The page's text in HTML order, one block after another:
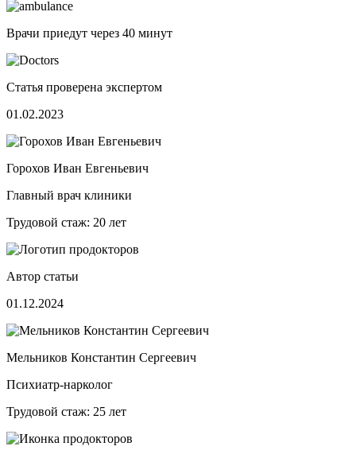
Врачи приедут через 40 минут
Статья проверена экспертом
01.02.2023
Горохов Иван Евгеньевич
Главный врач клиники
Трудовой стаж: 20 лет
Автор статьи
01.12.2024
Мельников Константин Сергеевич
Психиатр-нарколог
Трудовой стаж: 25 лет